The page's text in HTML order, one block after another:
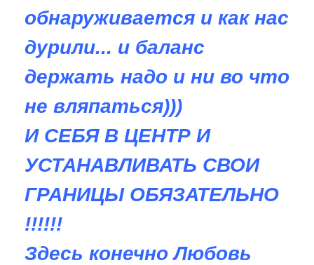
обнаруживается и как нас
дурили... и баланс
держать надо и ни во что
не вляпаться)))
И СЕБЯ В ЦЕНТР И
УСТАНАВЛИВАТЬ СВОИ
ГРАНИЦЫ ОБЯЗАТЕЛЬНО
!!!!!!
Здесь конечно Любовь